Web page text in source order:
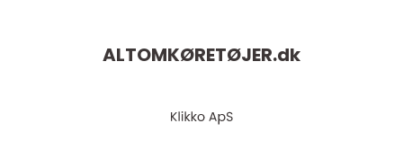
ALTOMKØRETØJER.dk